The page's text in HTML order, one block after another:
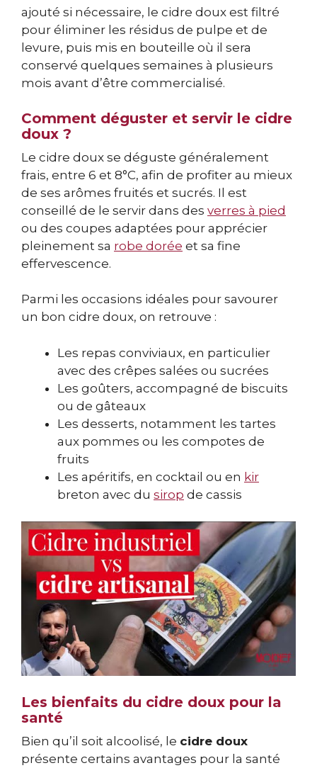
ajouté si nécessaire, le cidre doux est filtré
pour éliminer les résidus de pulpe et de
levure, puis mis en bouteille où il sera
conservé quelques semaines à plusieurs
mois avant d’être commercialisé.
Comment déguster et servir le cidre
doux ?
Le cidre doux se déguste généralement
frais, entre 6 et 8°C, afin de profiter au mieux
de ses arômes fruités et sucrés. Il est
conseillé de le servir dans des verres à pied
ou des coupes adaptées pour apprécier
pleinement sa robe dorée et sa fine
effervescence.
Parmi les occasions idéales pour savourer
un bon cidre doux, on retrouve :
Les repas conviviaux, en particulier
avec des crêpes salées ou sucrées
Les goûters, accompagné de biscuits
ou de gâteaux
Les desserts, notamment les tartes
aux pommes ou les compotes de
fruits
Les apéritifs, en cocktail ou en kir
breton avec du sirop de cassis
Les bienfaits du cidre doux pour la
santé
Bien qu’il soit alcoolisé, le cidre doux
présente certains avantages pour la santé